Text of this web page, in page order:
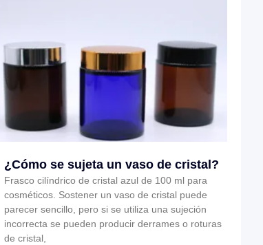
¿Cómo se sujeta un vaso de cristal?
Frasco cilíndrico de cristal azul de 100 ml para
cosméticos. Sostener un vaso de cristal puede
parecer sencillo, pero si se utiliza una sujeción
incorrecta se pueden producir derrames o roturas
de cristal,